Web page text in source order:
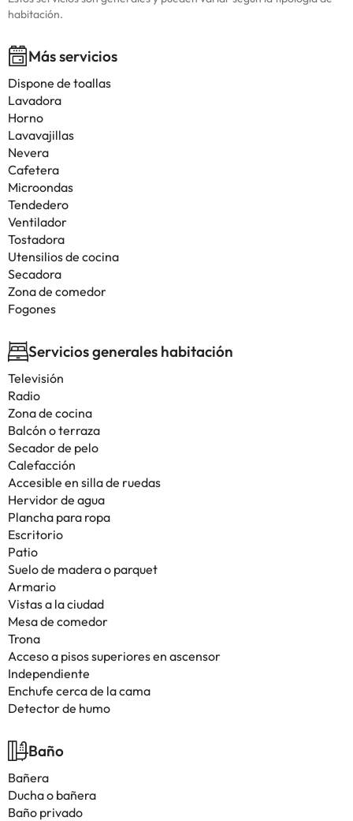
habitación.
Más servicios
Dispone de toallas
Lavadora
Horno
Lavavajillas
Nevera
Cafetera
Microondas
Tendedero
Ventilador
Tostadora
Utensilios de cocina
Secadora
Zona de comedor
Fogones
Servicios generales habitación
Televisión
Radio
Zona de cocina
Balcón o terraza
Secador de pelo
Calefacción
Accesible en silla de ruedas
Hervidor de agua
Plancha para ropa
Escritorio
Patio
Suelo de madera o parquet
Armario
Vistas a la ciudad
Mesa de comedor
Trona
Acceso a pisos superiores en ascensor
Independiente
Enchufe cerca de la cama
Detector de humo
Baño
Bañera
Ducha o bañera
Baño privado